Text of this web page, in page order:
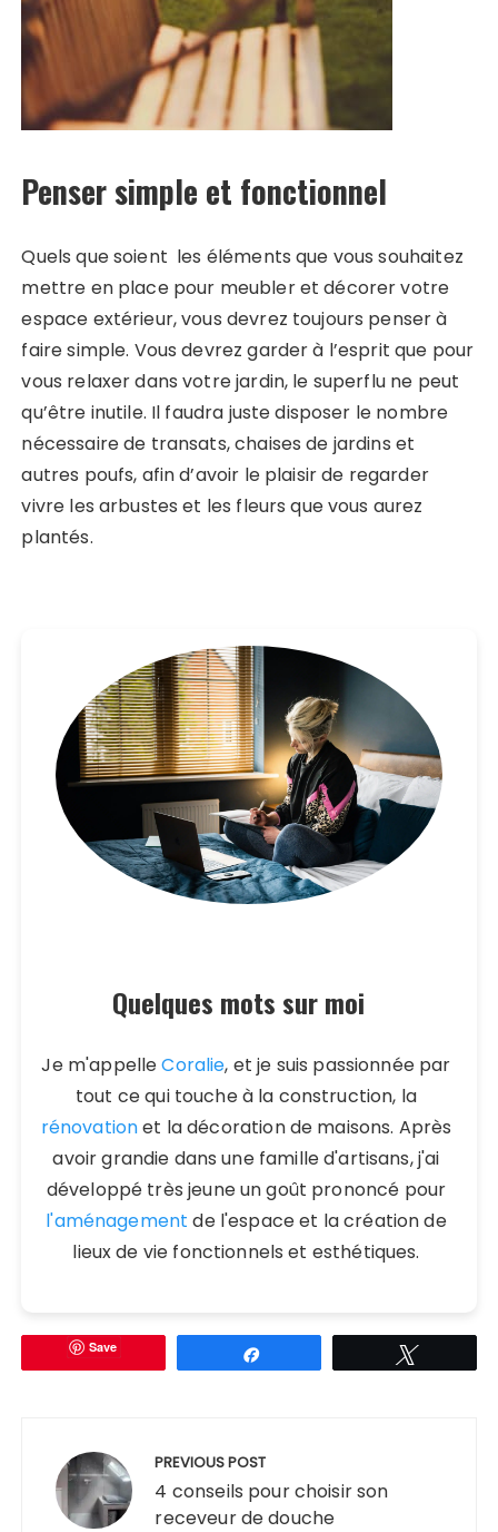
Penser simple et fonctionnel
Quels que soient les éléments que vous souhaitez
mettre en place pour meubler et décorer votre
espace extérieur, vous devrez toujours penser à
faire simple. Vous devrez garder à l’esprit que pour
vous relaxer dans votre jardin, le superflu ne peut
qu’être inutile. Il faudra juste disposer le nombre
nécessaire de transats, chaises de jardins et
autres poufs, afin d’avoir le plaisir de regarder
vivre les arbustes et les fleurs que vous aurez
plantés.
Quelques mots sur moi
Je m'appelleCoralie, et je suis passionnée par
tout ce qui touche à la construction, la
rénovationet la décoration de maisons. Après
avoir grandie dans une famille d'artisans, j'ai
développé très jeune un goût prononcé pour
l'aménagement de l'espace et la création de
lieux de vie fonctionnels et esthétiques.
Save
l’article
PREVIOUS POST
4 conseils pour choisir son
receveur de douche